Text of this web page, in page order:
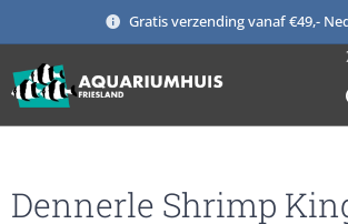
Gratis verzending vanaf €49,-
Dennerle Shrimp